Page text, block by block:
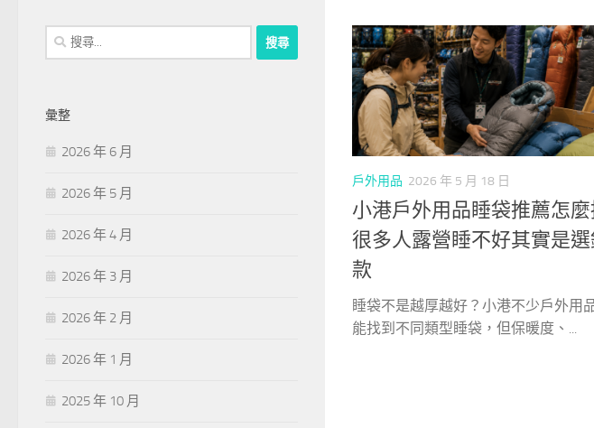
戶外用品 2026 年 5 月 18 日
小港戶外用品睡袋推薦怎
很多人露營睡不好其實是選
款
睡袋不是越厚越好？小港不少戶外用
能找到不同類型睡袋，但保暖度、...
搜
尋
字:
彙整
2026 年 6 月
2026 年 5 月
2026 年 4 月
2026 年 3 月
2026 年 2 月
2026 年 1 月
2025 年 10 月